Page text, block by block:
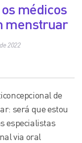
médicos
menstruar
2022
de
será que estou
especialistas
via oral